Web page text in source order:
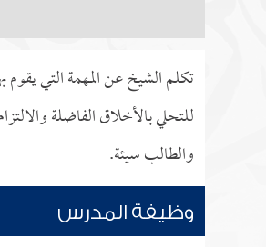
تكلم الشيخ عن المهمة التي
للتحلي بالأخلاق الفاضلة
والطالب سيئة.
وظيفة المدرس